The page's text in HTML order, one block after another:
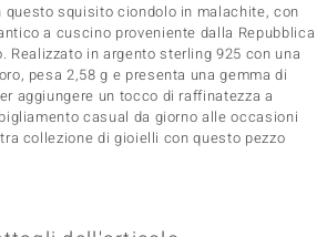
questo squisito ciondolo in malachite, con
a cuscino proveniente dalla Repubblica
Realizzato in argento sterling 925 con una
pesa 2,58 g e presenta una gemma di
aggiungere un tocco di raffinatezza a
casual da giorno alle occasioni
collezione di gioielli con questo pezzo